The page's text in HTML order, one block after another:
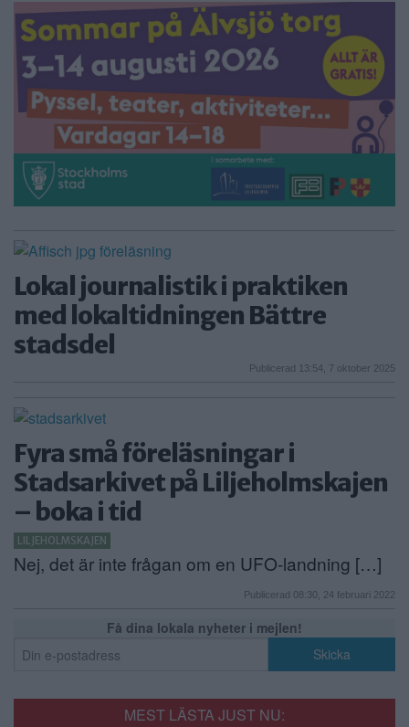
Lokal journalistik i praktiken
med lokaltidningen Bättre
stadsdel
Publicerad 13:54, 7 oktober 2025
Fyra små föreläsningar i
Stadsarkivet på Liljeholmskajen
– boka i tid
LILJEHOLMSKAJEN
Nej, det är inte frågan om en UFO-landning […]
Publicerad 08:30, 24 februari 2022
Få dina lokala nyheter i mejlen!
MEST LÄSTA JUST NU: